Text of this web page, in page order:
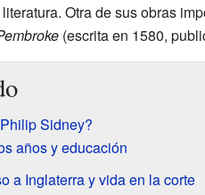
Otra de sus obras
(escrita en 1580,
Sidney?
años y educación
a Inglaterra y vida en la corte